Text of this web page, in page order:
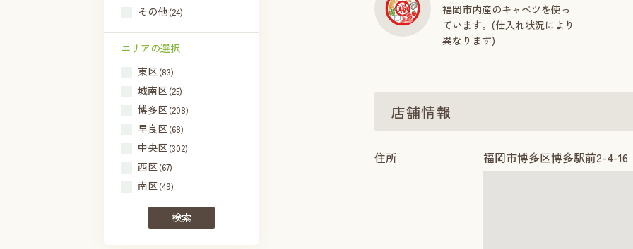
その他(24)
エリアの選択
東区(83)
城南区(25)
博多区(208)
早良区(68)
中央区(302)
西区(67)
南区(49)
検索
福岡市内産のキャベツを使っ
ています。(仕入れ状況により
異なります)
店舗情報
住所 福岡市博多区博多駅前2-4-16